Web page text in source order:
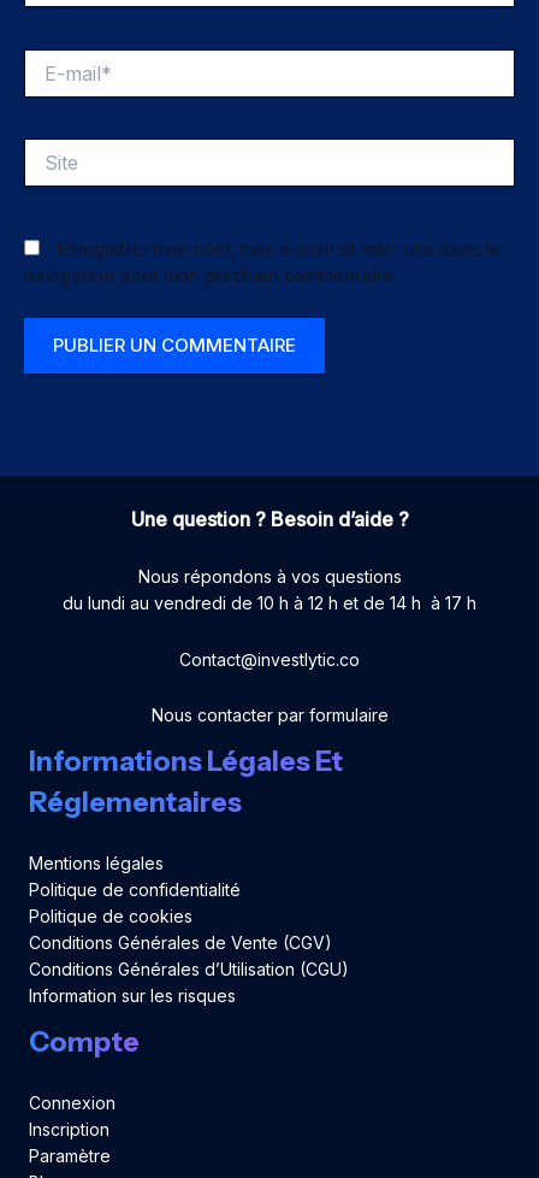
mail*
Enregistrer mon nom, mon e-mail et mon site dans le
navigateur pour mon prochain commentaire.
Une question ? Besoin d’aide ?
Nous répondons à vos questions
du lundi au vendredi de 10 h à 12 h et de 14 h à 17 h
Contact@investlytic.co
Nous contacter par formulaire
Informations Légales Et
Réglementaires
Mentions légales
Politique de confidentialité
Politique de cookies
Conditions Générales de Vente (CGV)
Conditions Générales d’Utilisation (CGU)
Information sur les risques
Compte
Connexion
Inscription
Paramètre